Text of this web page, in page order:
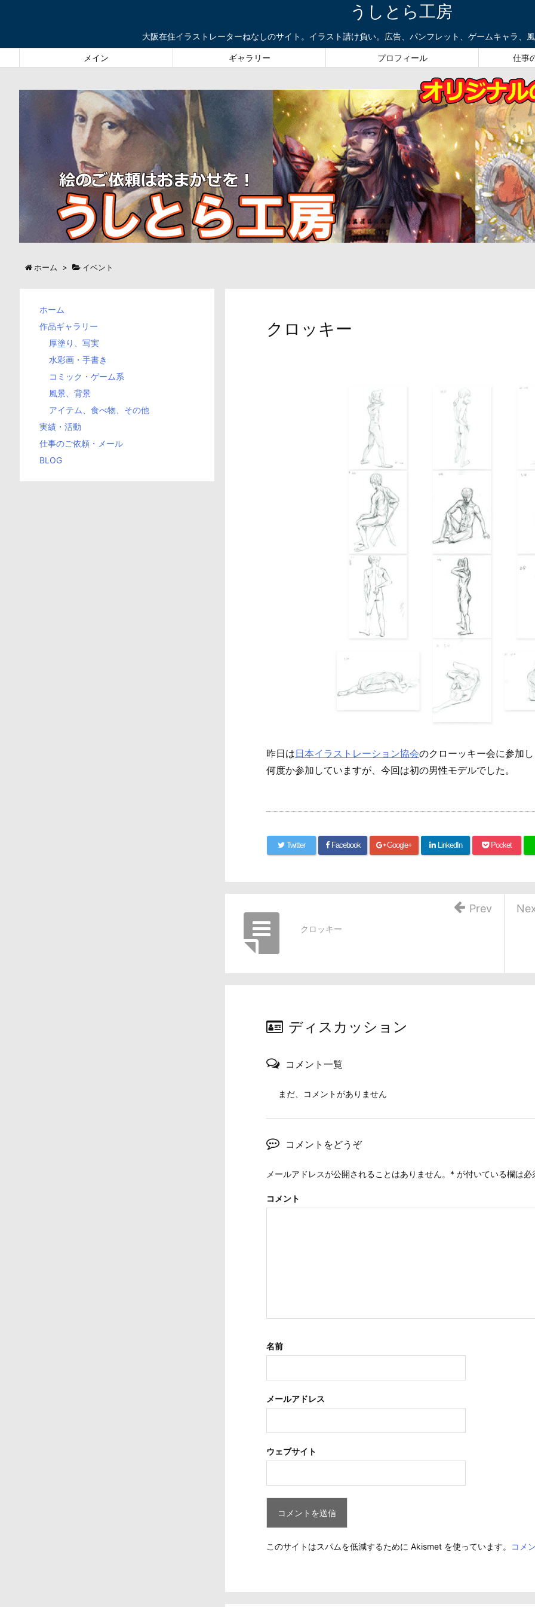
うしとら工房
大阪在住イラストレーターねなしのサイト。イラスト請け負い。広告、パンフレット、ゲームキャラ、
メイン ギャラリー プロフィール 仕事
ホーム > イベント
クロッキー
昨日は日本イラストレーション協会のクローッキー会に参加
何度か参加していますが、今回は初の男性モデルでした。
Twitter Facebook Google+ LinkedIn Pocket
クロッキー
Prev
ディスカッション
コメント一覧
まだ、コメントがありません
コメントをどうぞ
メールアドレスが公開されることはありません。 * が付いている欄は必
コメント
名前
メールアドレス
ウェブサイト
このサイトはスパムを低減するために Akismet を使っています。 コメ
ホーム
作品ギャラリー
厚塗り、写実
水彩画・手書き
コミック・ゲーム系
風景、背景
アイテム、食べ物、その他
実績・活動
仕事のご依頼・メール
BLOG